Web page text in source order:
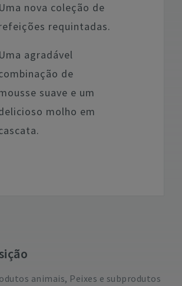
Uma nova coleção de
requintadas.
Uma agradável
de
suave e um
molho em
animais, Peixes e subprodutos